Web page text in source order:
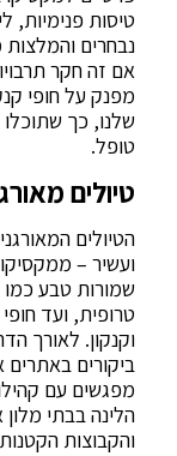
טיסות פנימיות,
נבחרים והמלצות
אם זה חקר
מפנק על חופי
שלנו, כך
טופל.
טיולים
הטיולים
ועשיר –
שמורות טבע כמו
טרופית, ועד
וקנקון. לאורך
ביקורים באתרים
מפגשים עם
הלינה בבתי
והקבוצות